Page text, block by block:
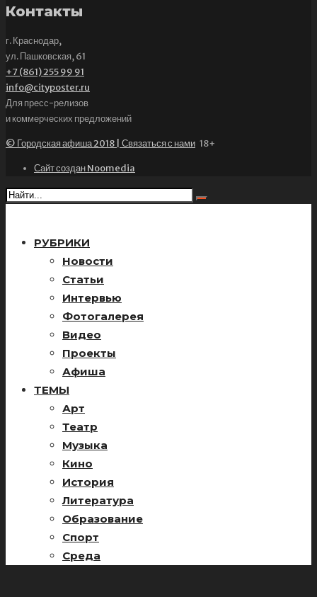
Контакты
г. Краснодар,
ул. Пашковская, 61
+7 (861) 255 99 91
info@cityposter.ru
Для пресс-релизов
и коммерческих предложений
© Городская афиша 2018 | Связаться с нами 18+
Сайт создан Noomedia
РУБРИКИ
Новости
Статьи
Интервью
Фотогалерея
Видео
Проекты
Афиша
ТЕМЫ
Арт
Театр
Музыка
Кино
История
Литература
Образование
Спорт
Среда